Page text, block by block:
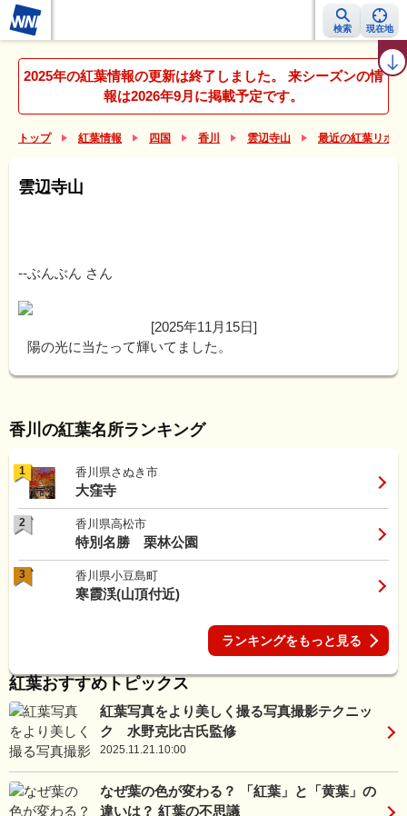
検索 現在地
紅葉レーダー 紅葉ニュース 京都 見頃カレンダー 名所ランキング
2025年の紅葉情報の更新は終了しました。 来シーズンの情
報は2026年9月に掲載予定です。
トップ 紅葉情報 四国 香川 雲辺寺山 最近の紅葉リポ
雲辺寺山
--ぶんぶん さん
[2025年11月15日]
陽の光に当たって輝いてました。
香川の紅葉名所ランキング
1 香川県さぬき市
大窪寺
2 香川県高松市
特別名勝 栗林公園
3 香川県小豆島町
寒霞渓(山頂付近)
ランキングをもっと見る
紅葉おすすめトピックス
紅葉写真をより美しく撮る写真撮影テクニッ
ク 水野克比古氏監修
2025.11.21.10:00
なぜ葉の色が変わる？ 「紅葉」と「黄葉」の
違いは？ 紅葉の不思議